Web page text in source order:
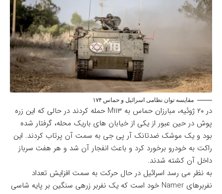
مقایسه توان نظامی اسرائیل و حماس ۱۷۴
در ۲۰ ژوئیه، مبارزان حماس به M۱۱۳ حمله کردند در حالی که این زره
پوش در حین عبور از یکی از خیابان های باریک محله، گرفتار شده
بود و یک موشک ضدتانک آر پی جی به سمت آن پرتاب کردند. این
راکت به خودرو برخورد کرد و باعث انفجار آن شد و هر هفت سرباز
داخل آن کشته شدند.
به نظر می رسد اسرائیل در حال حرکت به سمت افزایش تعداد
نفربرهای Namer خود است که یک نفربر زرهی سنگین بر پایه شاسی